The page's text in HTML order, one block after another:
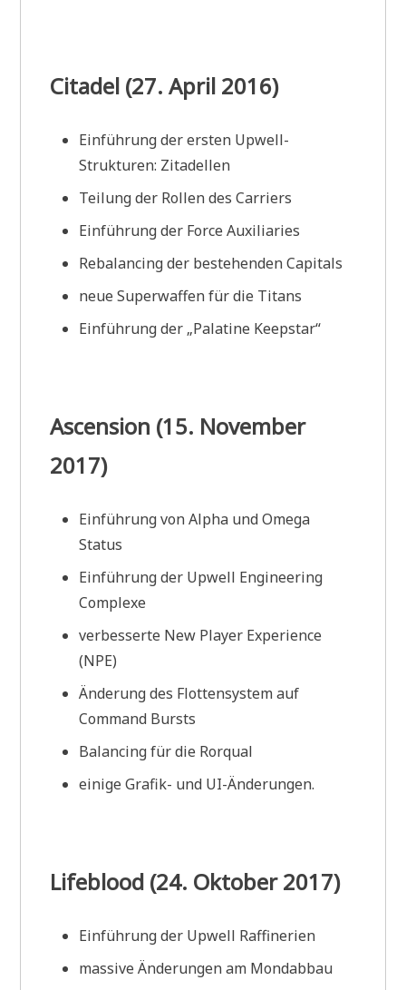
Citadel (27. April 2016)
Einführung der ersten Upwell-
Strukturen: Zitadellen
Teilung der Rollen des Carriers
Einführung der Force Auxiliaries
Rebalancing der bestehenden Capitals
neue Superwaffen für die Titans
Einführung der „Palatine Keepstar“
Ascension (15. November
2017)
Einführung von Alpha und Omega
Status
Einführung der Upwell Engineering
Complexe
verbesserte New Player Experience
(NPE)
Änderung des Flottensystem auf
Command Bursts
Balancing für die Rorqual
einige Grafik- und UI-Änderungen.
Lifeblood (24. Oktober 2017)
Einführung der Upwell Raffinerien
massive Änderungen am Mondabbau